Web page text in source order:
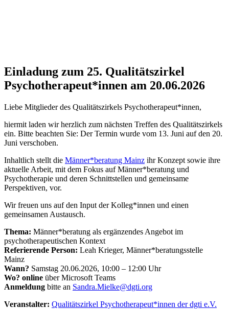
Einladung zum 25. Qualitätszirkel
Psychotherapeut*innen am 20.06.2026
Liebe Mitglieder des Qualitätszirkels Psychotherapeut*innen,
hiermit laden wir herzlich zum nächsten Treffen des Qualitätszirkels
ein. Bitte beachten Sie: Der Termin wurde vom 13. Juni auf den 20.
Juni verschoben.
Inhaltlich stellt die Männer*beratung Mainz ihr Konzept sowie ihre
aktuelle Arbeit, mit dem Fokus auf Männer*beratung und
Psychotherapie und deren Schnittstellen und gemeinsame
Perspektiven, vor.
Wir freuen uns auf den Input der Kolleg*innen und einen
gemeinsamen Austausch.
Thema: Männer*beratung als ergänzendes Angebot im
psychotherapeutischen Kontext
Referierende Person: Leah Krieger, Männer*beratungsstelle
Mainz
Wann? Samstag 20.06.2026, 10:00 – 12:00 Uhr
Wo? online über Microsoft Teams
Anmeldung bitte an Sandra.Mielke@dgti.org
Veranstalter: Qualitätszirkel Psychotherapeut*innen der dgti e.V.